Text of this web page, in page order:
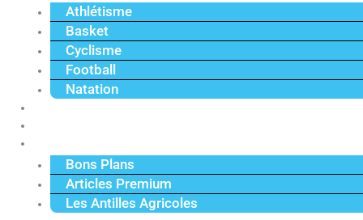
Athlétisme
Basket
Cyclisme
Football
Natation
Bons Plans
Articles Premium
Les Antilles Agricoles